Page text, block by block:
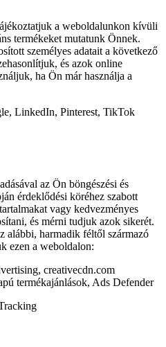
a weboldalunkon kívüli
termékeket mutatunk Önnek.
személyes adatait a következő
és azok online
ha Ön már használja a
LinkedIn, Pinterest, TikTok
az Ön böngészési és
érdeklődési köréhez szabott
vagy kedvezményes
és mérni tudjuk azok sikerét.
alábbi, harmadik féltől származó
ezen a weboldalon:
creativecdn.com
termékajánlások, Ads Defender